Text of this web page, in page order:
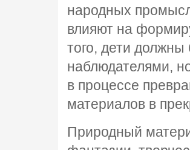
народных
влияют на
того, дети
наблюдателями,
в процессе
материалов в
Природный